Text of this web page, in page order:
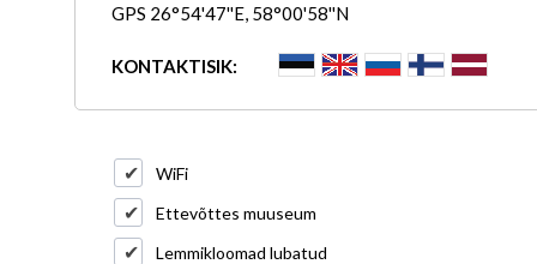
GPS 26°54'47''E, 58°00'58''N
KONTAKTISIK:
WiFi
Ettevõttes muuseum
Lemmikloomad lubatud